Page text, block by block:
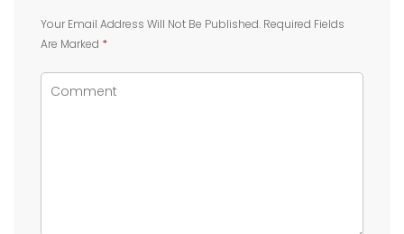
Your Email Address Will Not Be Published. Required Fields
Are Marked *